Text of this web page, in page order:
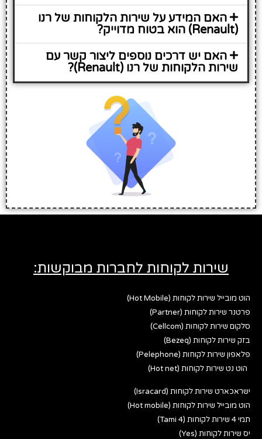
האם המידע על שירות הלקוחות של רנו
(Renault) הוא בטוח מדוייק?
האם יש דרכים נוספים ליצור קשר עם
שירות הלקוחות של רנו (Renault)?
שירות לקוחות לחברות מבוקשות:
הוט מובייל שירות לקוחות (Hot Mobile)
פרטנר שירות לקוחות (Partner)
סלקום שירות לקוחות (Cellcom)
בזק שירות לקוחות (Bezeq)
פלאפון שירות לקוחות (Pelephone)
הוט נט שירות לקוחות (Hot net)
ישראכארט שירות לקוחות (Isracard)
הוט מובייל שירות לקוחות (Hot mobile)
תמי 4 שירות לקוחות (Tami 4)
יס שירות לקוחות (Yes)